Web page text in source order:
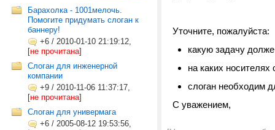
Барахолка - 1001мелочь.
Помогите придумать слоган к
баннеру!
+6 / 2010-01-10 21:19:12,
[не прочитана]
Слоган для инженерной
компании
+9 / 2010-11-06 11:37:17,
[не прочитана]
Слоган для универмага
+6 / 2005-08-12 19:53:56,
Уточните, пожалуйста:
какую задачу
на каких
слоган необходим
С уважением,